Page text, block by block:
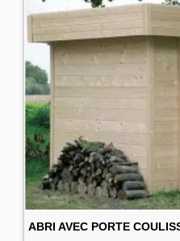
ABRI AVEC PORTE